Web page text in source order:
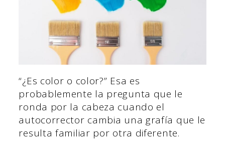
“¿Es color o color?” Esa es
probablemente la pregunta que le
ronda por la cabeza cuando el
autocorrector cambia una grafía que le
resulta familiar por otra diferente.